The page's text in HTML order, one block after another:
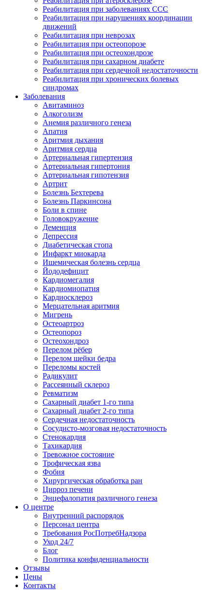
Реабилитация при заболеваниях ССС
Реабилитация при нарушениях координации
движений
Реабилитация при неврозах
Реабилитация при остеопорозе
Реабилитация при остеохондрозе
Реабилитация при сахарном диабете
Реабилитация при сердечной недостаточности
Реабилитация при хронических болевых
синдромах
Заболевания
Авитаминоз
Алкоголизм
Анемия различного генеза
Апатия
Аритмия дыхания
Аритмия сердца
Артериальная гипертензия
Артериальная гипертония
Артериальная гипотензия
Артрит
Болезнь Бехтерева
Болезнь Паркинсона
Боли в спине
Головокружение
Деменция
Депрессия
Диабетическая стопа
Инфаркт миокарда
Ишемическая болезнь сердца
Йододефицит
Кардиомегалия
Кардиомиопатия
Кардиосклероз
Мерцательная аритмия
Мигрень
Остеоартроз
Остеопороз
Остеохондроз
Перелом рёбер
Перелом шейки бедра
Переломы костей
Радикулит
Рассеянный склероз
Ревматизм
Сахарный диабет 1-го типа
Сахарный диабет 2-го типа
Сердечная недостаточность
Сосудисто-мозговая недостаточность
Стенокардия
Тахикардия
Тревожное состояние
Трофическая язва
Фобия
Хирургическая обработка ран
Цирроз печени
Энцефалопатия различного генеза
О центре
Внутренний распорядок
Персонал центра
Требования РосПотребНадзора
Уход 24/7
Блог
Политика конфиденциальности
Отзывы
Цены
Контакты